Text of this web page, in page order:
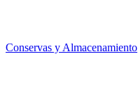
Conservas y Almacenamiento